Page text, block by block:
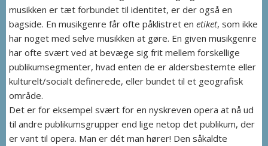
musikken er tæt forbundet til identitet, er der også en
bagside. En musikgenre får ofte påklistret en etiket, som ikke
har noget med selve musikken at gøre. En given musikgenre
har ofte svært ved at bevæge sig frit mellem forskellige
publikumsegmenter, hvad enten de er aldersbestemte eller
kulturelt/socialt definerede, eller bundet til et geografisk
område.
Det er for eksempel svært for en nyskreven opera at nå ud
til andre publikumsgrupper end lige netop det publikum, der
er vant til opera. Man er dét man hører! Den såkaldte